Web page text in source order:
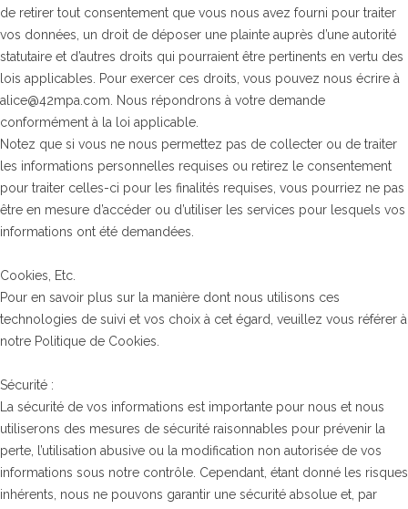
de retirer tout consentement que vous nous avez fourni pour traiter
vos données, un droit de déposer une plainte auprès d’une autorité
statutaire et d’autres droits qui pourraient être pertinents en vertu des
lois applicables. Pour exercer ces droits, vous pouvez nous écrire à
alice@42mpa.com. Nous répondrons à votre demande
conformément à la loi applicable.
Notez que si vous ne nous permettez pas de collecter ou de traiter
les informations personnelles requises ou retirez le consentement
pour traiter celles-ci pour les finalités requises, vous pourriez ne pas
être en mesure d’accéder ou d’utiliser les services pour lesquels vos
informations ont été demandées.
Cookies, Etc.
Pour en savoir plus sur la manière dont nous utilisons ces
technologies de suivi et vos choix à cet égard, veuillez vous référer à
notre Politique de Cookies.
Sécurité :
La sécurité de vos informations est importante pour nous et nous
utiliserons des mesures de sécurité raisonnables pour prévenir la
perte, l’utilisation abusive ou la modification non autorisée de vos
informations sous notre contrôle. Cependant, étant donné les risques
inhérents, nous ne pouvons garantir une sécurité absolue et, par